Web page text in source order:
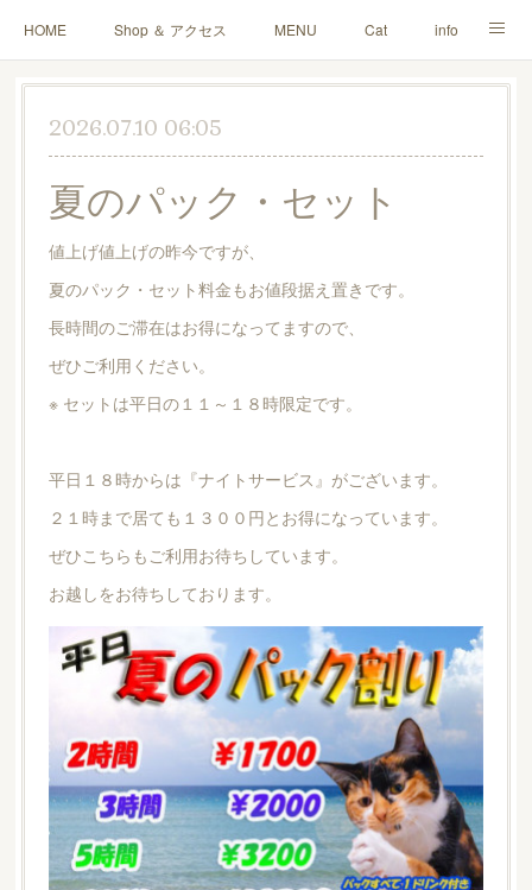
HOME Shop ＆ アクセス MENU Cat info
Blog Q＆A ご寄付・雑貨販売 お問い合わせ
2026.07.10 06:05
夏のパック・セット
値上げ値上げの昨今ですが、
夏のパック・セット料金もお値段据え置きです。
長時間のご滞在はお得になってますので、
ぜひご利用ください。
※ セットは平日の１１～１８時限定です。
平日１８時からは『ナイトサービス』がございます。
２１時まで居ても１３００円とお得になっています。
ぜひこちらもご利用お待ちしています。
お越しをお待ちしております。